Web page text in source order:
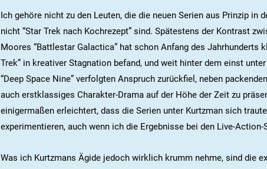
Ich gehöre nicht zu den Leuten, die die neuen Serien aus Prinzip in
nicht “Star Trek nach Kochrezept” sind. Spätestens der Kontrast
Moores “Battlestar Galactica” hat schon Anfang des Jahrhunderts
Trek” in kreativer Stagnation befand, und weit hinter dem einst unter
“Deep Space Nine” verfolgten Anspruch zurückfiel, neben
auch erstklassiges Charakter-Drama auf der Höhe der Zeit zu
einigermaßen erleichtert, dass die Serien unter Kurtzman sich
experimentieren, auch wenn ich die Ergebnisse bei den Live-
Was ich Kurtzmans Ägide jedoch wirklich krumm nehme, sind die